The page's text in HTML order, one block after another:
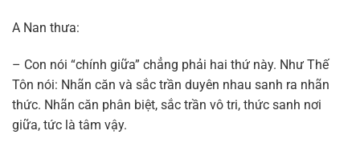
A Nan thưa:
– Con nói “chính giữa” chẳng phải hai thứ này. Như Thế
Tôn nói: Nhãn căn và sắc trần duyên nhau sanh ra nhãn
thức. Nhãn căn phân biệt, sắc trần vô tri, thức sanh nơi
giữa, tức là tâm vậy.